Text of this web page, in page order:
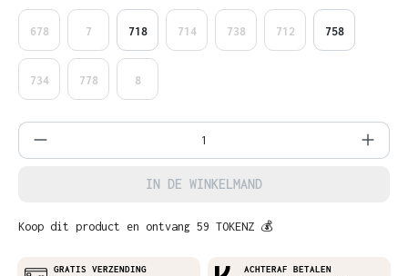
678 7 718 714 738 712 758
734 778 8
Producthoeveelheid: Voer de gewenste
IN DE WINKELMAND
Koop dit product en ontvang 59 TOKENZ 💰
GRATIS VERZENDING
ACHTERAF BETALEN